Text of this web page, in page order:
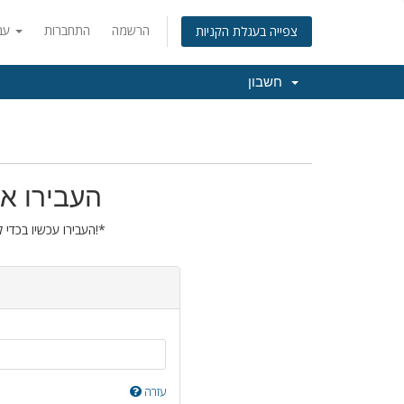
התחברות הרשמה צפייה בעגלת הקניות
העבירו
העבירו עכשיו בכדי להאריך את הרישום של הדומיין שלכם בשנה נוספת!*
עזרה